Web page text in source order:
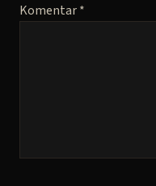
Komentar*